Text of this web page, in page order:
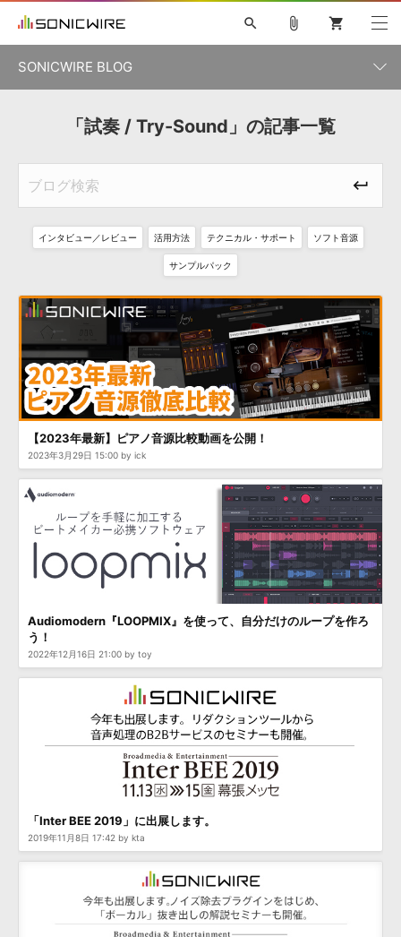
ソフト音源 »
プラグイン・エフェクト »
サンプルパック »
ソフトウェア／ツール »
DAW »
効果音 »
BGM »
キャンペーン »
特集 »
ニュースレター »
SONICWIREブログ »
DTMガイド »
FAQ »
お問い合わせ »
音楽カード製作サービス
楽曲配信流通サービス
次世代型ボーカル・エディタ
APS 映像のBGM・セリフを音声分離
音素材の制作・ライセンス提供
search
初音ミク V4X 鏡音リン・レン V4X
巡音ルカ V4X
SYLENTH1
VOCALOID VIENNA
ライセンスフリーBGM
TOONTRACK
DUBSTEP
ELECTRONICA EDM TRANCE ROUTER.FM
プラグイン・エフェクト
ソフトウェア／ツール DAW 効果音 BGM
attach_file shopping_cart
SONICWIRE BLOG
カテゴリ一覧
記事一覧
「試奏 / Try-Sound」の記事一覧
インタビュー／レビュー 活用方法 テクニカル・サポート ソフト音源
サンプルパック
【2023年最新】ピアノ音源比較動画を公開！
2023年3月29日 15:00 by ick
Audiomodern『LOOPMIX』を使って、自分だけのループを作ろ
う！
2022年12月16日 21:00 by toy
「Inter BEE 2019」に出展します。
2019年11月8日 17:42 by kta